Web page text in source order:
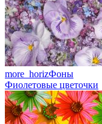
more_horizФоны
Фиолетовые цветочки